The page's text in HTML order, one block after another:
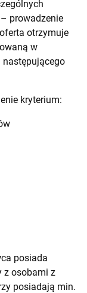
prowadzenie
otrzymuje
w
następującego
kryterium:
posiada
z osobami z
posiadają min.